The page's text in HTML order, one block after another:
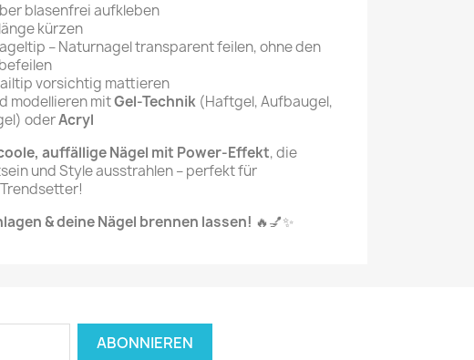
blasenfrei aufkleben
kürzen
– Naturnagel transparent feilen, ohne den
vorsichtig mattieren
modellieren mitGel-Technik (Haftgel, Aufbaugel,
oderAcryl
auffällige Nägel mit Power-Effekt, die
und Style ausstrahlen – perfekt für
& deine Nägel brennen lassen! 🔥💅✨